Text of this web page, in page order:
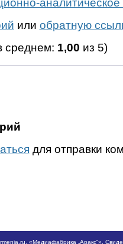
или обратную
среднем: 1,00 из 5)
для отправки
, «Медиафабрика „Аракс“».